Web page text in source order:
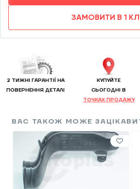
ЗАМОВИТИ В 1
2 ТИЖНІ ГАРАНТІЇ НА
ПОВЕРНЕННЯ ДЕТАЛІ
КУПУЙТЕ
CЬОГОДНІ В
ТОЧКАХ ПРОДАЖУ
ВАС ТАКОЖ МОЖЕ